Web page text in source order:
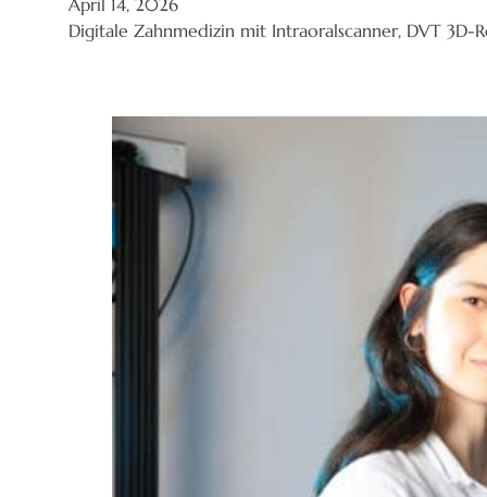
April 14, 2026
Digitale Zahnmedizin mit Intraoralscanner, DVT